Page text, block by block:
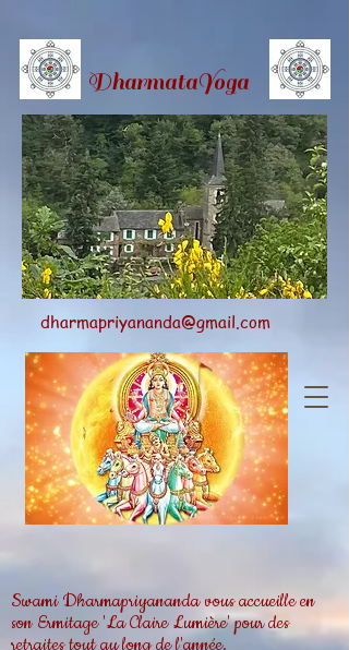
DharmataYoga
dharmapriyananda@gmail.com
Swami Dharmapriyananda vous accueille en
son Ermitage 'La Claire Lumière' pour des
retraites tout au long de l'année.